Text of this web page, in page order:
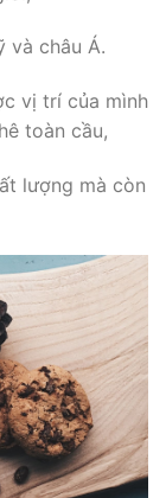
và châu Á.
vị trí của mình
toàn cầu,
lượng mà còn